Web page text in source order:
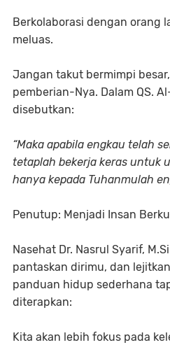
Berkolaborasi dengan orang
meluas.
Jangan takut bermimpi
pemberian-Nya. Dalam QS.
disebutkan:
“Maka apabila engkau telah
tetaplah bekerja keras untuk
hanya kepada Tuhanmulah
Penutup: Menjadi Insan
Nasehat Dr. Nasrul Syarif,
pantaskan dirimu, dan
panduan hidup sederhana
diterapkan:
Kita akan lebih fokus pada